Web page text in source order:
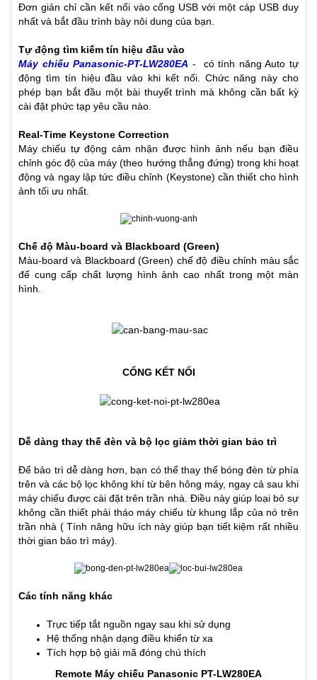
Đơn giản chỉ cần kết nối vào cổng USB với một cáp USB duy
nhất và bắt đầu trình bày nôi dung của bạn.
Tự động tìm kiếm tín hiệu đầu vào
Máy chiếu Panasonic-PT-LW280EA - có tính năng Auto tự
động tìm tín hiệu đầu vào khi kết nối. Chức năng này cho
phép bạn bắt đầu một bài thuyết trình mà không cần bất kỳ
cài đặt phức tạp yêu cầu nào.
Real-Time Keystone Correction
Máy chiếu tự động cảm nhận được hình ảnh nếu bạn điều
chỉnh góc độ của máy (theo hướng thẳng đứng) trong khi hoạt
động và ngay lập tức điều chỉnh (Keystone) cần thiết cho hình
ảnh tối ưu nhất.
Chế độ Màu-board và Blackboard (Green)
Màu-board và Blackboard (Green) chế độ điều chỉnh màu sắc
để cung cấp chất lượng hình ảnh cao nhất trong một màn
hình.
CỔNG KẾT NỐI
Dễ dàng thay thế đèn và bộ lọc giảm thời gian bảo trì
Để bảo trì dễ dàng hơn, bạn có thể thay thế bóng đèn từ phía
trên và các bộ lọc không khí từ bên hông máy, ngay cả sau khi
máy chiếu được cài đặt trên trần nhà. Điều này giúp loại bỏ sự
không cần thiết phải tháo máy chiếu từ khung lắp của nó trên
trần nhà ( Tính năng hữu ích này giúp bạn tiết kiệm rất nhiều
thời gian bảo trì máy).
Các tính năng khác
Trực tiếp tắt nguồn ngay sau khi sử dụng
Hệ thống nhận dạng điều khiển từ xa
Tích hợp bộ giải mã đóng chú thích
Remote Máy chiếu Panasonic PT-LW280EA